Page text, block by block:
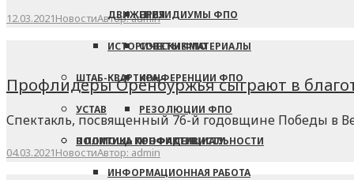
ПРЕЗИДИУМЫ ФПО
СОВЕТЫ ФПО
КОНФЕРЕНЦИИ ФПО
РЕЗОЛЮЦИИ ФПО
В ПОМОЩЬ ПРОФАКТИВИСТУ
ИНФОРМАЦИОННАЯ РАБОТА
ДВИЖЕНИЯ
ИСТОРИЧЕСКИЕ МАТЕРИАЛЫ
ШТАБ-КВАРТИРА
УСТАВ
ПОЛИТИКА КОНФИДЕНЦИАЛЬНОСТИ
12.03.2021НовостиАвтор:admin
Профлидеры Оренбуржья сыграют в
Спектакль, посвященный 76-й годовщине Победы в
04.03.2021НовостиАвтор: admin